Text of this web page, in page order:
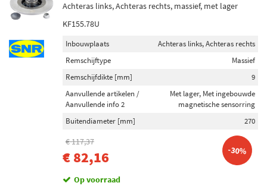
Achteras links, Achteras rechts, massief, met lager
KF155.78U
Inbouwplaats
Achteras links, Achteras rechts
Remschijftype
Massief
Remschijfdikte [mm]
9
Aanvullende artikelen /
Aanvullende info 2
Met lager, Met ingebouwde
magnetische sensorring
Buitendiameter [mm]
270
€ 117,37
€ 82,16 -30%
Op voorraad